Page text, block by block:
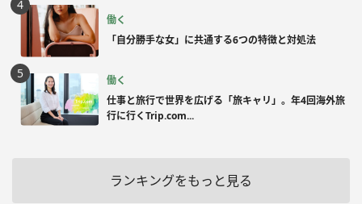
働く
「自分勝手な女」に共通する6つの特徴と対処法
働く
仕事と旅行で世界を広げる「旅キャリ」。年4回海外旅
行に行くTrip.com...
ランキングをもっと見る